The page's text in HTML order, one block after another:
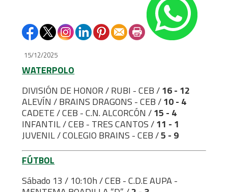
15/12/2025
WATERPOLO
DIVISIÓN DE HONOR / RUBI - CEB /16 - 12
ALEVÍN / BRAINS DRAGONS - CEB /10 - 4
CADETE / CEB - C.N. ALCORCÓN /15 - 4
INFANTIL / CEB - TRES CANTOS /11 - 1
JUVENIL / COLEGIO BRAINS - CEB /5 - 9
FÚTBOL
Sábado 13 / 10:10h / CEB - C.D.E AUPA -